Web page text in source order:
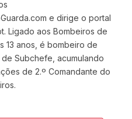
e dirige o portal
Ligado aos Bombeiros de
13 anos, é bombeiro de
Subchefe, acumulando
de 2.º Comandante do